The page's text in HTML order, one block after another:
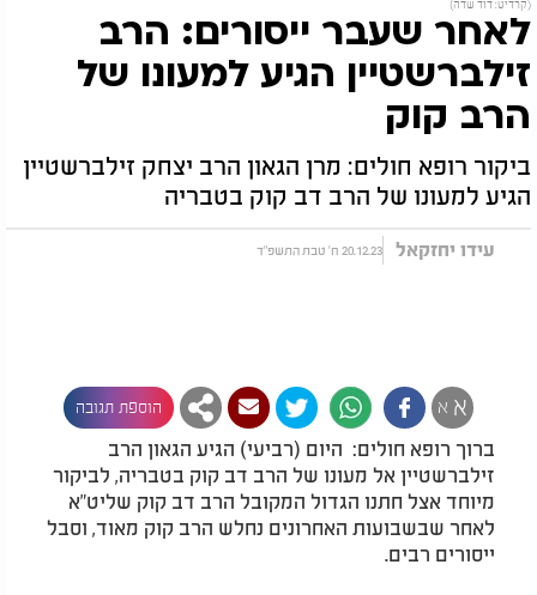
(קרדיט: דוד שדה)
לאחר שעבר ייסורים: הרב
זילברשטיין הגיע למעונו של
הרב קוק
ביקור רופא חולים: מרן הגאון הרב יצחק זילברשטיין
הגיע למעונו של הרב דב קוק בטבריה
עידו יחזקאל 20.12.23 ח' טבת התשפ"ד
א א הוספת תגובה
ברוך רופא חולים: היום (רביעי) הגיע הגאון הרב
זילברשטיין אל מעונו של הרב דב קוק בטבריה, לביקור
מיוחד אצל חתנו הגדול המקובל הרב דב קוק שליט"א
לאחר שבשבועות האחרונים נחלש הרב קוק מאוד, וסבל
ייסורים רבים.